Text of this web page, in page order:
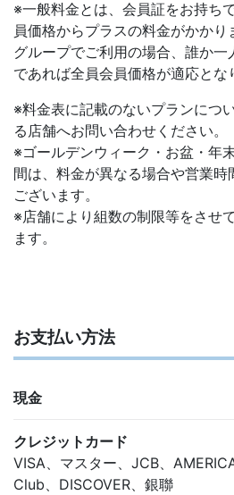
※一般料金とは、会員証をお持ち
員価格からプラスの料金がかかり
グループでご利用の場合、誰か一
であれば全員会員価格が適応とな
※料金表に記載のないプランにつ
る店舗へお問い合わせください。
※ゴールデンウィーク・お盆・年
間は、料金が異なる場合や営業時
ございます。
※店舗により組数の制限等をさせ
ます。
お支払い方法
現金
クレジットカード
VISA、マスター、JCB、
Club、DISCOVER、銀聯